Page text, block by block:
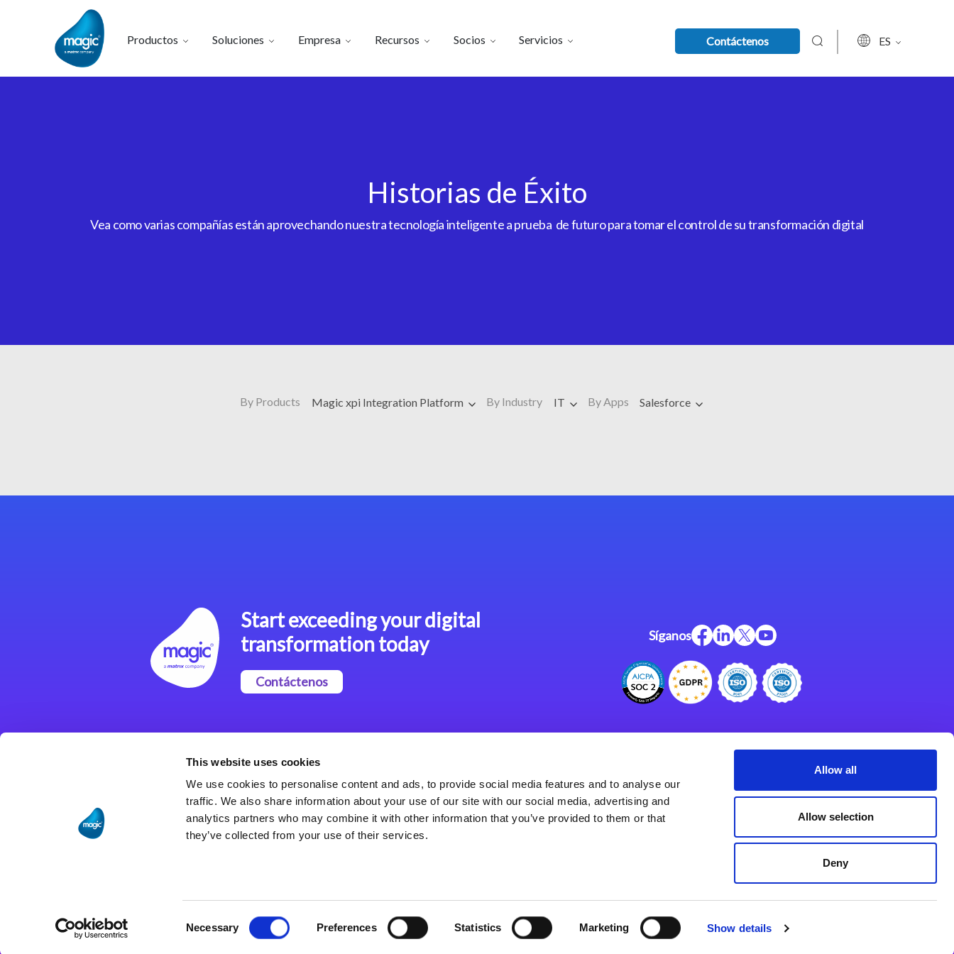
This website uses cookies
We use cookies to personalise content and ads, to provide social media features and to analyse our
traffic. We also share information about your use of our site with our social media, advertising and
analytics partners who may combine it with other information that you’ve provided to them or that
they’ve collected from your use of their services.
Necessary Preferences Statistics Marketing Show details
Allow all
Allow selection
Deny
Productos Soluciones Empresa Recursos Socios Servicios Contáctenos ES
Historias de Éxito
Vea como varias compañías están aprovechando nuestra tecnología inteligente a prueba de futuro para tomar el control de su transformación digital
By Products Magic xpi Integration Platform By Industry IT By Apps Salesforce
Start exceeding your digital
transformation today
Contáctenos
Síganos
Integración
Soluciones de integración
Marco de Aplicaciones Web
de Magic xpa
Acerca de Magic
Oficinas Internacionales
Políticas de Privacidad
Programa de Asociados